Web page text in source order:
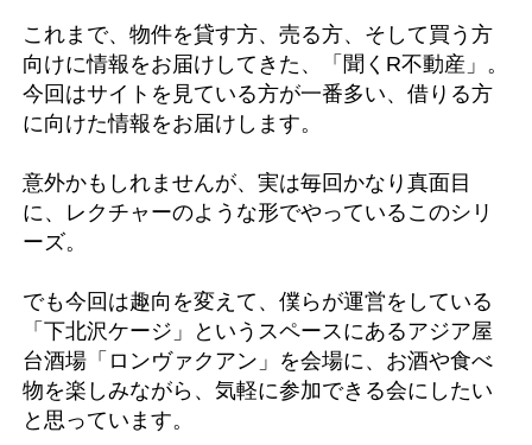
これまで、物件を貸す方、売る方、そして買う方
向けに情報をお届けしてきた、「聞くR不動産」。
今回はサイトを見ている方が一番多い、借りる方
に向けた情報をお届けします。
意外かもしれませんが、実は毎回かなり真面目
に、レクチャーのような形でやっているこのシリ
ーズ。
でも今回は趣向を変えて、僕らが運営をしている
「下北沢ケージ」というスペースにあるアジア屋
台酒場「ロンヴァクアン」を会場に、お酒や食べ
物を楽しみながら、気軽に参加できる会にしたい
と思っています。